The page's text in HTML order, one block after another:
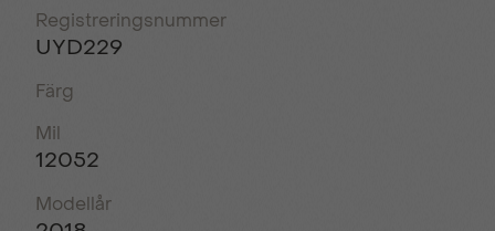
Registreringsnummer
UYD229
Färg
Mil
12052
Modellår